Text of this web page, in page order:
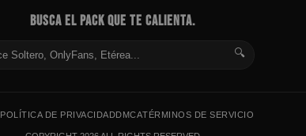
BUSCA EL PACK QUE TE CALIENTA.
🔍
POLÍTICA DE PRIVACIDADDMCATÉRMINOS DE SERVICIO